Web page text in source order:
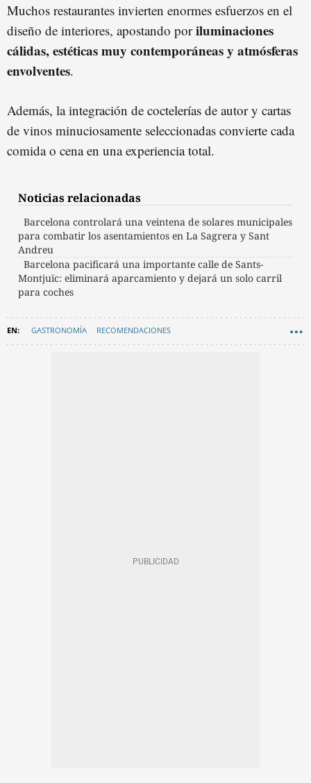
Muchos restaurantes invierten enormes esfuerzos en el
diseño de interiores, apostando poriluminaciones
cálidas, estéticas muy contemporáneas y atmósferas
envolventes.
Además, la integración de coctelerías de autor y cartas
de vinos minuciosamente seleccionadas convierte cada
comida o cena en una experiencia total.
Noticias relacionadas
Barcelona controlará una veintena de solares municipales
para combatir los asentamientos en La Sagrera y Sant
Andreu
Barcelona pacificará una importante calle de Sants-
Montjuïc: eliminará aparcamiento y dejará un solo carril
para coches
GASTRONOMÍA RECOMENDACIONES